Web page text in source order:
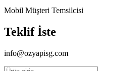
Mobil Müşteri Temsilcisi
Teklif İste
info@ozyapisg.com